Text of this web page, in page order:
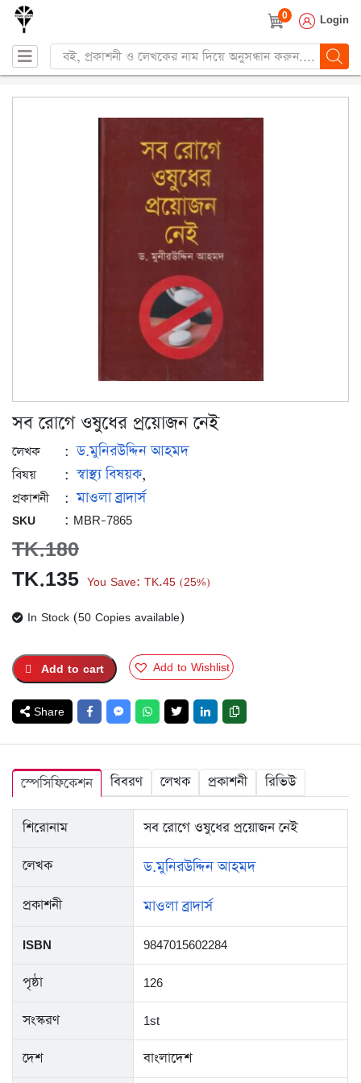
0 Login
Products
search
সব রোগে ওষুধের প্রয়োজন নেই
লেখক : ড.মুনিরউদ্দিন আহমদ
বিষয় : স্বাস্থ্য বিষয়ক,
প্রকাশনী : মাওলা ব্রাদার্স
SKU : MBR-7865
TK.180
Original
price
TK.180.
TK.135Current
price
TK.135.
You Save: TK.45 (25%)
In Stock (50 Copies available)
Add to cart Add to Wishlist
Share
স্পেসিফিকেশন বিবরণ লেখক প্রকাশনী রিভিউ
শিরোনাম সব রোগে ওষুধের প্রয়োজন নেই
লেখক ড.মুনিরউদ্দিন আহমদ
প্রকাশনী মাওলা ব্রাদার্স
ISBN 9847015602284
পৃষ্ঠা 126
সংস্করণ 1st
দেশ বাংলাদেশ